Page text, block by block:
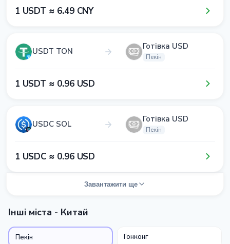
1​ USDT ≈ 6​.4​9​ CNY
USDT TON Готівка USD
Пекін
1​ USDT ≈ 0​.9​6​ USD
USDC SOL Готівка USD
Пекін
1​ USDC ≈ 0​.9​6​ USD
Завантажити ще
Інші міста - Китай
Пекін Гонконг